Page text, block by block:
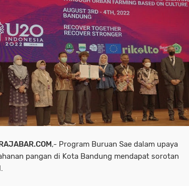
,- Program Buruan Sae dalam upaya
pangan di Kota Bandung mendapat sorotan